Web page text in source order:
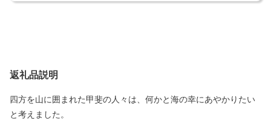
返礼品説明
四方を山に囲まれた甲斐の人々は、何かと海の幸にあやかりたい
と考えました。